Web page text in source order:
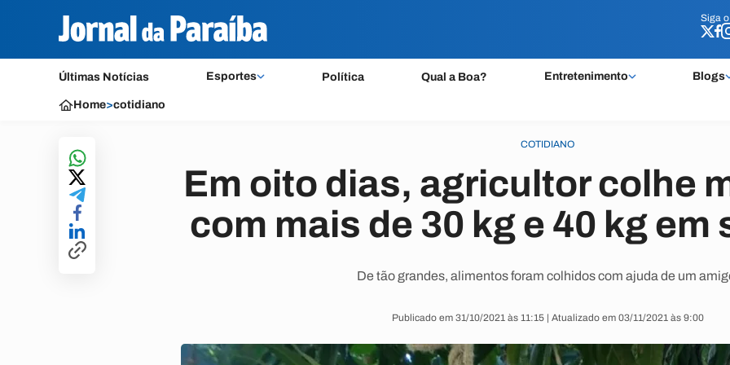
Siga o
Últimas Notícias Esportes Política Qual a Boa? Entretenimento Blogs
Siga o
Home>cotidiano
COTIDIANO
Em oito dias, agricultor colhe
com mais de 30 kg e 40 kg em
De tão grandes, alimentos foram colhidos com ajuda de um
Publicado em 31/10/2021 às 11:15 | Atualizado em 03/11/2021 às 9:00